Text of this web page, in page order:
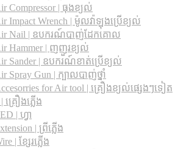
Compressor | ធុងខ្យល់
Impact Wrench | ម៉ូលវ៉ាឡុងប្រើខ្យល់
Nail | ឧបករណ៍បាញ់ដែកគោល
Hammer | ញញួរខ្យល់
Sander | ឧបករណ៍ខាត់ប្រើខ្យល់
Spray Gun | ក្បាលបាញ់ថ្នាំ
for Air tool | គ្រឿងខ្យល់ផ្សេងៗទៀត
គ្រឿងភ្លើង
| ហ្វា
| ព្រីភ្លើង
| ខ្សែរភ្លើង